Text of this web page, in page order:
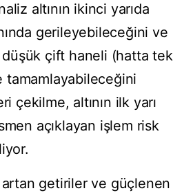
altının ikinci yarıda
gerileyebileceğini ve
düşük çift haneli (hatta tek
tamamlayabileceğini
çekilme, altının ilk yarı
açıklayan işlem risk
getiriler ve güçlenen